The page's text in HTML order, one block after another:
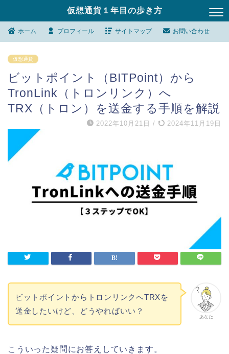
仮想通貨１年目の歩き方
ホーム プロフィール サイトマップ お問い合わせ
仮想通貨
ビットポイント（BITPoint）から
TronLink（トロンリンク）へ
TRX（トロン）を送金する手順を解説
2022年10月21日 / 2024年11月19日
あなた
ビットポイントからトロンリンクへTRXを
送金したいけど、どうやればいい？
こういった疑問にお答えしていきます。